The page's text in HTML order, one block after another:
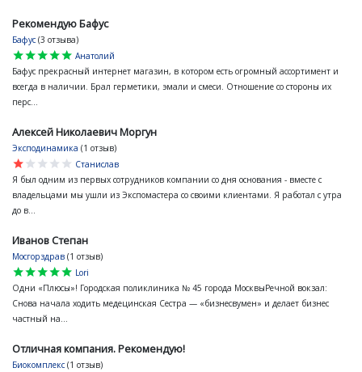
Рекомендую Бафус
Бафус (3 отзыва)
star
star
star
star
star
Анатолий
Бафус прекрасный интернет магазин, в котором есть огромный ассортимент и
всегда в наличии. Брал герметики, эмали и смеси. Отношение со стороны их
перс...
Алексей Николаевич Моргун
Эксподинамика (1 отзыв)
star
star
star
star
star
Станислав
Я был одним из первых сотрудников компании со дня основания - вместе с
владельцами мы ушли из Экспомастера со своими клиентами. Я работал с утра
до в...
Иванов Степан
Мосгорздрав (1 отзыв)
star
star
star
star
star
Lori
Одни «Плюсы»! Городская поликлиника № 45 города МосквыРечной вокзал:
Снова начала ходить медецинская Сестра — «бизнесвумен» и делает бизнес
частный на...
Отличная компания. Рекомендую!
Биокомплекс (1 отзыв)